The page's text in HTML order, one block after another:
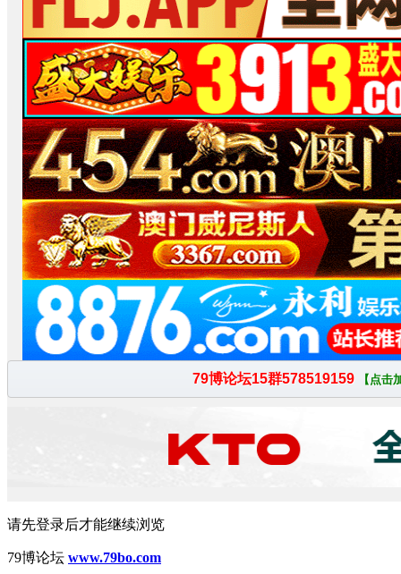
请先登录后才能继续浏览
79博论坛 www.79bo.com